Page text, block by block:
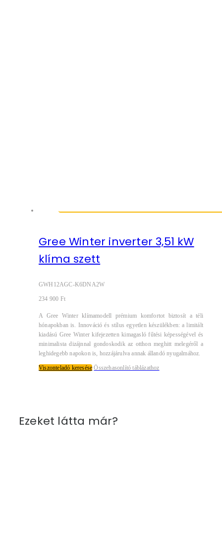
Gree Winter inverter 3,51 kW
klíma szett
GWH12AGC-K6DNA2W
234 900 Ft
A Gree Winter klímamodell prémium komfortot biztosít a téli
hónapokban is. Innováció és stílus egyetlen készülékben: a limitált
kiadású Gree Winter kifejezetten kimagasló fűtési képességével és
minimalista dizájnnal gondoskodik az otthon meghitt melegéről a
leghidegebb napokon is, hozzájárulva annak állandó nyugalmához.
Viszonteladó keresése Összehasonlító táblázathoz
Ezeket látta már?